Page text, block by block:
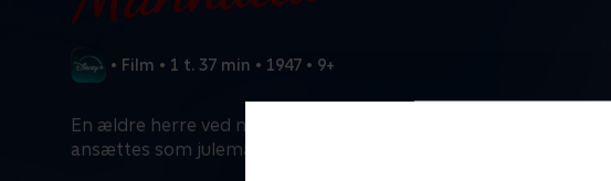
• Film • 1 t. 37 min • 1947 • 9+
En ældre herre ved navn Kris Kringle skaber ravage, da han
ansættes som julemand i Macy's i ferieperioden.